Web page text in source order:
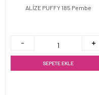
ALİZE PUFFY 185 Pembe
SEPETE EKLE